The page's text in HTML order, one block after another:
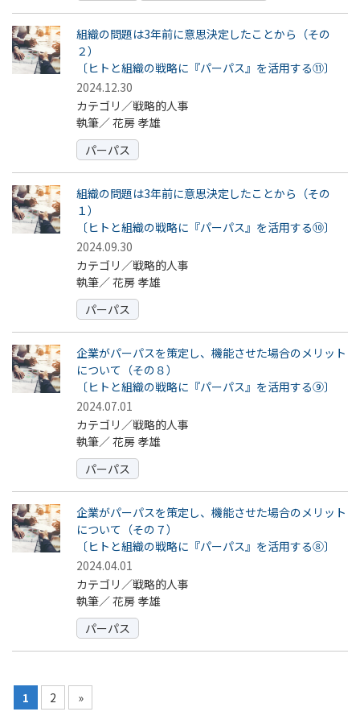
組織の問題は3年前に意思決定したことから（その
２）
〔ヒトと組織の戦略に『パーパス』を活用する⑪〕
2024.12.30
カテゴリ／戦略的人事
執筆／花房 孝雄
パーパス
組織の問題は3年前に意思決定したことから（その
１）
〔ヒトと組織の戦略に『パーパス』を活用する⑩〕
2024.09.30
カテゴリ／戦略的人事
執筆／花房 孝雄
パーパス
企業がパーパスを策定し、機能させた場合のメリット
について（その８）
〔ヒトと組織の戦略に『パーパス』を活用する⑨〕
2024.07.01
カテゴリ／戦略的人事
執筆／花房 孝雄
パーパス
企業がパーパスを策定し、機能させた場合のメリット
について（その７）
〔ヒトと組織の戦略に『パーパス』を活用する⑧〕
2024.04.01
カテゴリ／戦略的人事
執筆／花房 孝雄
パーパス
1 2 »